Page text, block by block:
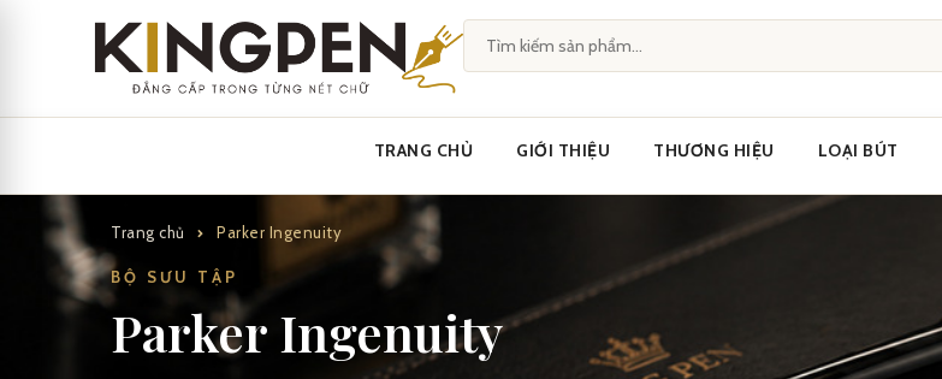
TRANG CHỦ GIỚI THIỆU THƯƠNG HIỆU LOẠI BÚT
Trang chủ Parker Ingenuity
BỘ SƯU TẬP
Parker Ingenuity